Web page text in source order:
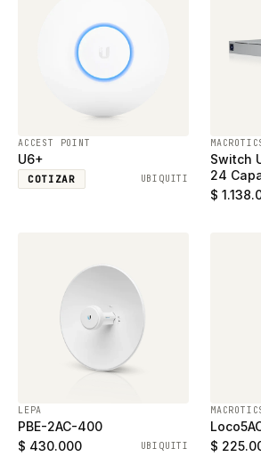
ACCEST POINT
U6+
COTIZAR UBIQUITI
Switch
24
$
LEPA
PBE-2AC-400
$ 430.000
UBIQUITI
$